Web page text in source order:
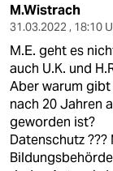
M.Wistrach
31.03.2022 , 18:10
M.E. geht es
auch U.K. und
Aber warum gibt
nach 20 Jahren
geworden ist?
Datenschutz